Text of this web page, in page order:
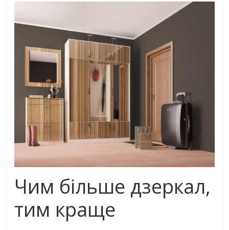
Чим більше дзеркал,
тим краще